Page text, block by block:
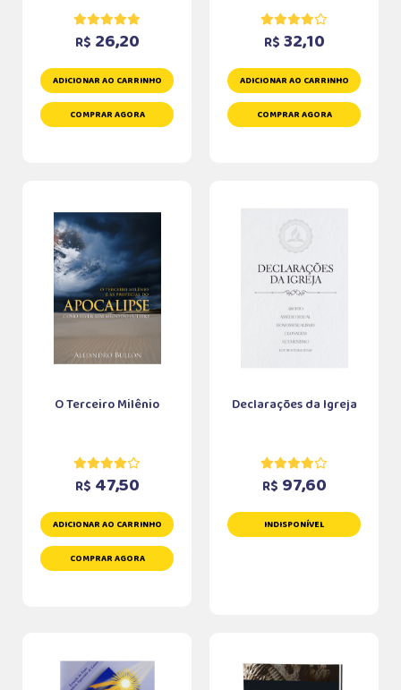
R$ 26,20
ADICIONAR AO CARRINHO
COMPRAR AGORA
R$ 32,10
ADICIONAR AO CARRINHO
COMPRAR AGORA
O Terceiro Milênio
R$ 47,50
ADICIONAR AO CARRINHO
COMPRAR AGORA
Declarações da Igreja
R$ 97,60
INDISPONÍVEL